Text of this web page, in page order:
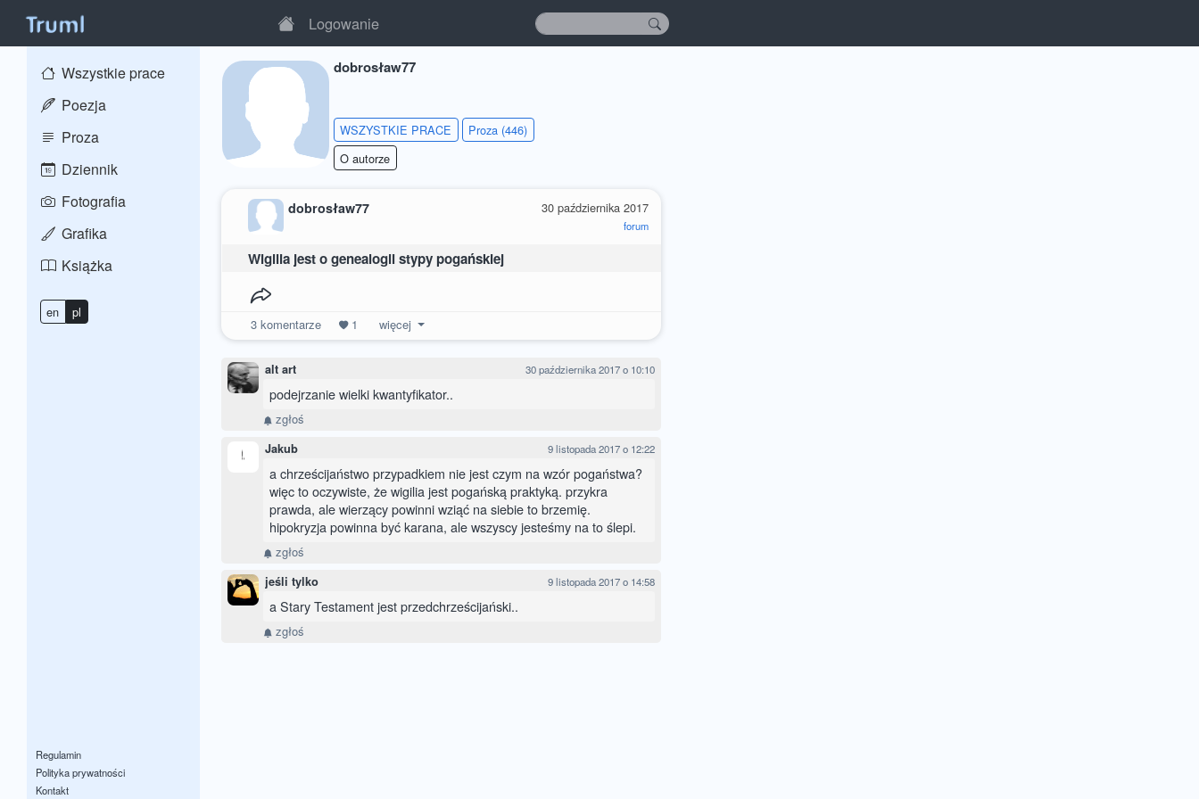
Logowanie
Wszystkie prace
Poezja
Proza
Dziennik
Fotografia
Grafika
Książka
en pl
Regulamin
Polityka prywatności
Kontakt
dobrosław77
WSZYSTKIE PRACE
Proza (446)
O autorze
30 października 2017
forum
dobrosław77
Wigilia jest o genealogii stypy pogańskiej
3komentarze 1 więcej
alt art 30 października 2017 o 10:10
podejrzanie wielki kwantyfikator..
zgłoś
Jakub 9 listopada 2017 o 12:22
a chrześcijaństwo przypadkiem nie jest czym na wzór pogaństwa?
więc to oczywiste, że wigilia jest pogańską praktyką. przykra
prawda, ale wierzący powinni wziąć na siebie to brzemię.
hipokryzja powinna być karana, ale wszyscy jesteśmy na to ślepi.
zgłoś
jeśli tylko 9 listopada 2017 o 14:58
a Stary Testament jest przedchrześcijański..
zgłoś